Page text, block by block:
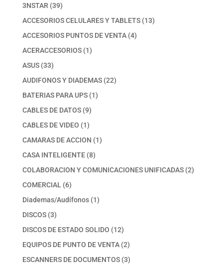
3NSTAR 3939
productos
ACCESORIOS CELULARES Y TABLETS 1313
ACCESORIOS PUNTOS DE VENTA 44
ACERACCESORIOS 11
ASUS 3333
productos
AUDIFONOS Y DIADEMAS 2222
BATERIAS PARA UPS 11
CABLES DE DATOS 99
productos
CABLES DE VIDEO 11
producto
CAMARAS DE ACCION 11
CASA INTELIGENTE 88
productos
COLABORACION Y COMUNICACIONES UNIFICADAS 22
COMERCIAL 66
productos
Diademas/Audífonos 11
DISCOS 33
productos
DISCOS DE ESTADO SOLIDO 1212
productos
EQUIPOS DE PUNTO DE VENTA 22
productos
ESCANNERS DE DOCUMENTOS 33